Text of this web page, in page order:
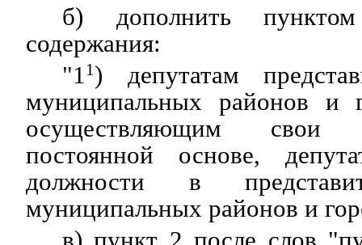
б) дополнить
содержания:
"11 ) депутатам
муниципальных районов и
осуществляющим свои
постоянной основе,
должности в
муниципальных районов и